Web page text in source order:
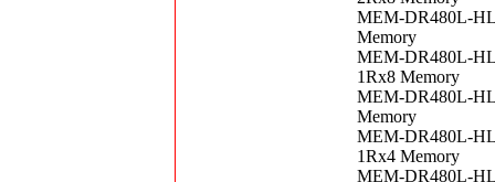
MEM-DR480L-
Memory
MEM-DR480L-
1Rx8 Memory
MEM-DR480L-
Memory
MEM-DR480L-
1Rx4 Memory
MEM-DR480L-